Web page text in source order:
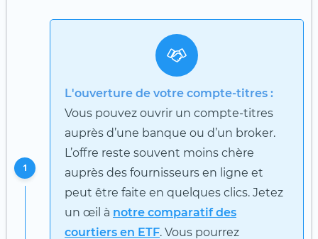
1
L'ouverture de votre compte-titres :
Vous pouvez ouvrir un compte-titres
auprès d’une banque ou d’un broker.
L’offre reste souvent moins chère
auprès des fournisseurs en ligne et
peut être faite en quelques clics. Jetez
un œil à notre comparatif des
courtiers en ETF. Vous pourrez